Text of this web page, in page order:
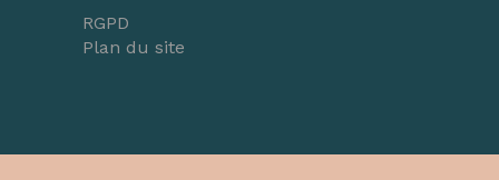
RGPD
Plan du site